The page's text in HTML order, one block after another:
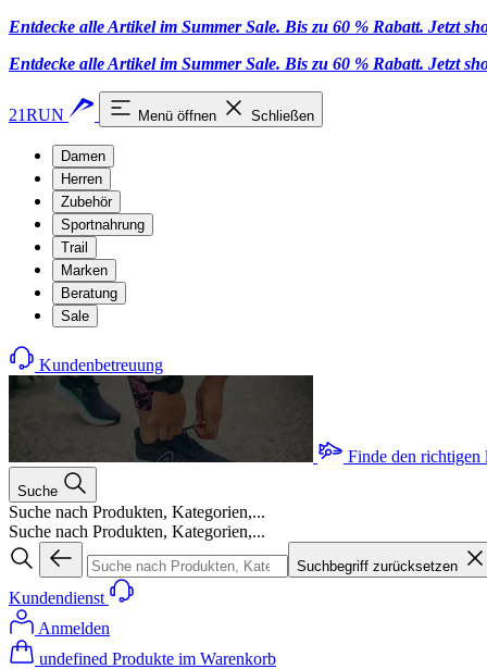
Entdecke alle Artikel im Summer Sale. Bis zu 60 % Rabatt. Jetzt
Entdecke alle Artikel im Summer Sale. Bis zu 60 % Rabatt. Jetzt
21RUN Menü öffnen Schließen
Damen
Herren
Zubehör
Sportnahrung
Trail
Marken
Beratung
Sale
Kundenbetreuung
Finde den richtigen
Suche
Suche nach Produkten, Kategorien,...
Suche nach Produkten, Kategorien,...
Suchbegriff zurücksetzen
Kundendienst
Anmelden
undefined Produkte im Warenkorb